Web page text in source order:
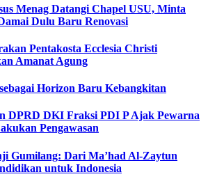
Menag Datangi Chapel USU, Minta
Dulu Baru Renovasi
Pentakosta Ecclesia Christi
Amanat Agung
Horizon Baru Kebangkitan
DPRD DKI Fraksi PDI P Ajak Pewarna
Pengawasan
Gumilang: Dari Ma’had Al-Zaytun
untuk Indonesia